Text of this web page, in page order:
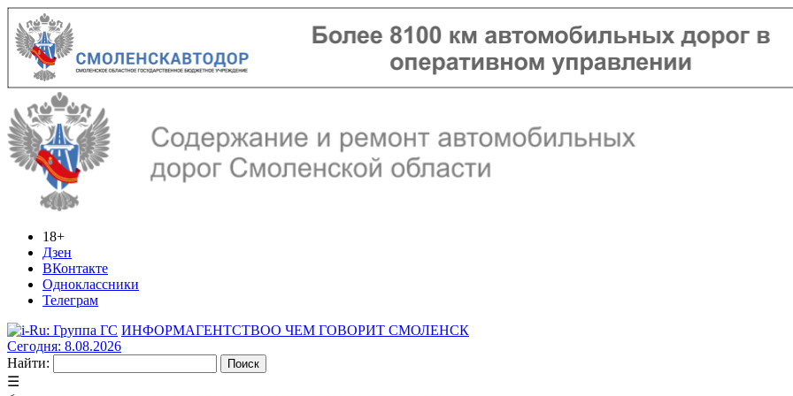
18+
Дзен
ВКонтакте
Одноклассники
Телеграм
ИНФОРМАГЕНТСТВОО ЧЕМ ГОВОРИТ СМОЛЕНСК
Сегодня: 8.08.2026
Найти:
☰